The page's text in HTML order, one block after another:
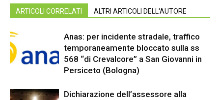
ARTICOLI CORRELATI ALTRI ARTICOLI DELL'AUTORE
Anas: per incidente stradale, traffico
temporaneamente bloccato sulla ss
568 “di Crevalcore” a San Giovanni in
Persiceto (Bologna)
Dichiarazione dell’assessore alla